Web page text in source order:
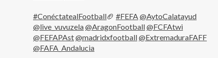
#ConéctatealFootball🏈 #FEFA@AytoCalatayud
@live_vuvuzela@AragonFootball@FCFAtwi
@FEFAPAst@madridxfootball@ExtremaduraFAFF
@FAFA_Andalucia